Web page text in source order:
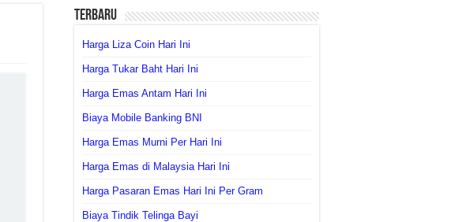
Terbaru
Harga Liza Coin Hari Ini
Harga Tukar Baht Hari Ini
Harga Emas Antam Hari Ini
Biaya Mobile Banking BNI
Harga Emas Murni Per Hari Ini
Harga Emas di Malaysia Hari Ini
Harga Pasaran Emas Hari Ini Per Gram
Biaya Tindik Telinga Bayi